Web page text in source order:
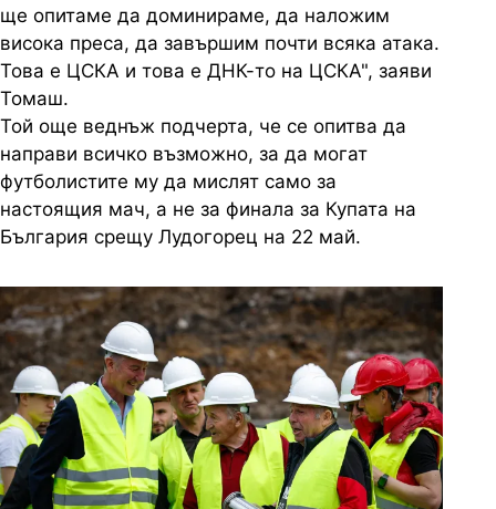
ще опитаме да доминираме, да наложим
висока преса, да завършим почти всяка атака.
Това е ЦСКА и това е ДНК-то на ЦСКА", заяви
Томаш.
Той още веднъж подчерта, че се опитва да
направи всичко възможно, за да могат
футболистите му да мислят само за
настоящия мач, а не за финала за Купата на
България срещу Лудогорец на 22 май.